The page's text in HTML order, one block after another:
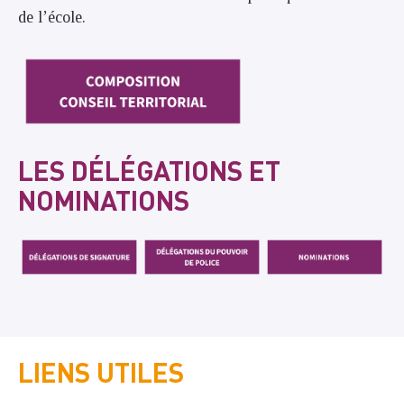
de l’école.
LES DÉLÉGATIONS ET
NOMINATIONS
LIENS UTILES